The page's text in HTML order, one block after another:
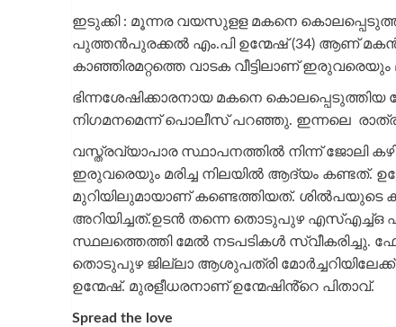
ഇടുക്കി : മൂന്നര വയസുളള മകനെ
പുത്തൻപുരക്കൽ എം.പി ഉന്മേഷ് (34) ആണ്
കാഞ്ഞിരമറ്റത്തെ വാടക വീട്ടിലാണ് ഇരുവരെയും
ഭിന്നശേഷിക്കാരനായ മകനെ
നിഗമനമെന്ന് പൊലീസ് പറഞ്ഞു. ഇന്നലെ
വസ്ത്രവ്യാപാര സ്ഥാപനത്തിൽ നിന്ന് ജോലി
ഇരുവരെയും മരിച്ച നിലയിൽ ആദ്യം കണ്ടത്.
മുറിയിലുമായാണ് കണ്ടെത്തിയത്. ശിൽപയുടെ
അറിയിച്ചത്.ഉടൻ തന്നെ തൊടുപുഴ
സ്ഥലത്തെത്തി മേൽ നടപടികൾ
തൊടുപുഴ ജില്ലാ ആശുപത്രി മോർച്ചറിയിലേക്ക്
ഉന്മേഷ്. മുരളീധരനാണ് ഉന്മേഷിൻ്റെ പിതാവ്.
Spread the love